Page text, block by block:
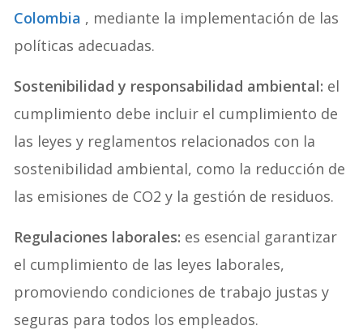
Colombia , mediante la implementación de las
políticas adecuadas.
Sostenibilidad y responsabilidad ambiental: el
cumplimiento debe incluir el cumplimiento de
las leyes y reglamentos relacionados con la
sostenibilidad ambiental, como la reducción de
las emisiones de CO2 y la gestión de residuos.
Regulaciones laborales: es esencial garantizar
el cumplimiento de las leyes laborales,
promoviendo condiciones de trabajo justas y
seguras para todos los empleados.